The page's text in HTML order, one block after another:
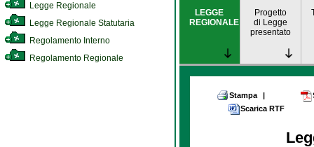
Legge Regionale
Legge Regionale Statutaria
Regolamento Interno
Regolamento Regionale
LEGGE
REGIONALE
Progetto
di Legge
presentato
Stampa |
Scarica RTF